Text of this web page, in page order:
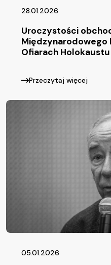
28.01.2026
Uroczystości
Międzynarodowego
Ofiarach Holokaustu
Przeczytaj więcej
05.01.2026